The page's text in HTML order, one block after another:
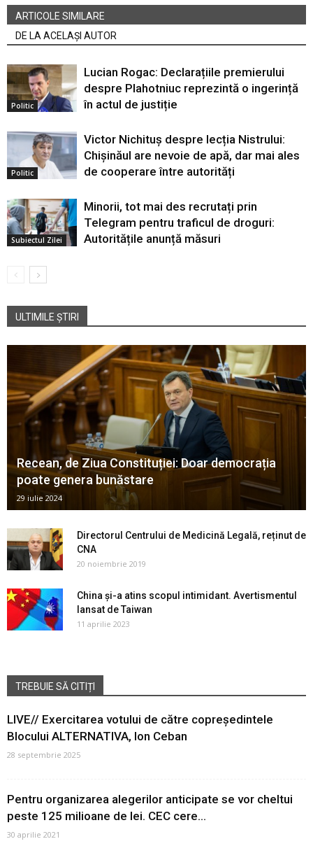
ARTICOLE SIMILARE
DE LA ACELAȘI AUTOR
Politic
Lucian Rogac: Declarațiile premierului
despre Plahotniuc reprezintă o ingerință
în actul de justiție
Politic
Victor Nichituș despre lecția Nistrului:
Chișinăul are nevoie de apă, dar mai ales
de cooperare între autorități
Subiectul Zilei
Minorii, tot mai des recrutați prin
Telegram pentru traficul de droguri:
Autoritățile anunță măsuri
ULTIMILE ȘTIRI
Recean, de Ziua Constituției: Doar democrația
poate genera bunăstare
29 iulie 2024
Directorul Centrului de Medicină Legală, reținut de
CNA
20 noiembrie 2019
China și-a atins scopul intimidant. Avertismentul
lansat de Taiwan
11 aprilie 2023
TREBUIE SĂ CITIȚI
LIVE// Exercitarea votului de către copreședintele
Blocului ALTERNATIVA, Ion Ceban
28 septembrie 2025
Pentru organizarea alegerilor anticipate se vor cheltui
peste 125 milioane de lei. CEC cere...
30 aprilie 2021